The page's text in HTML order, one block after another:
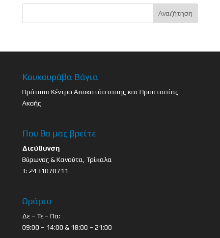
Κουκουράβα Βάγια
Πρότυπο Κέντρο Αποκατάστασης και Προστασίας
Ακοής
Που θα μας βρείτε
Διεύθυνση
Βύρωνος & Κανούτα, Τρίκαλα
Τ: 2431070711
Ωράριο
Δε – Τε – Πα:
09:00 – 14:00 & 18:00 – 21:00